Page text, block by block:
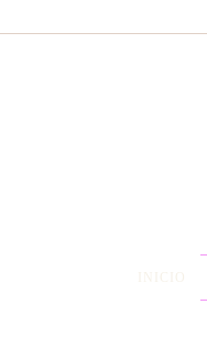
INICIO